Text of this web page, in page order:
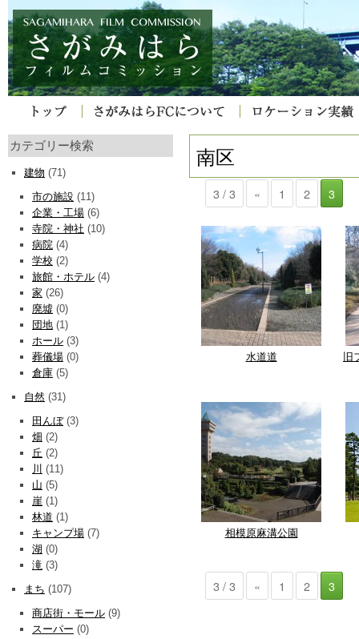
カテゴリー検索
建物 (71)
市の施設 (11)
企業・工場 (6)
寺院・神社 (10)
病院 (4)
学校 (2)
旅館・ホテル (4)
家 (26)
廃墟 (0)
団地 (1)
ホール (3)
葬儀場 (0)
倉庫 (5)
自然 (31)
田んぼ(3)
畑 (2)
丘 (2)
川 (11)
山 (5)
崖 (1)
林道 (1)
キャンプ場 (7)
湖 (0)
滝 (3)
まち (107)
商店街・モール (9)
スーパー (0)
南区
3 / 3 « 1 2 3
水道道 旧
相模原麻溝公園
3 / 3 « 1 2 3